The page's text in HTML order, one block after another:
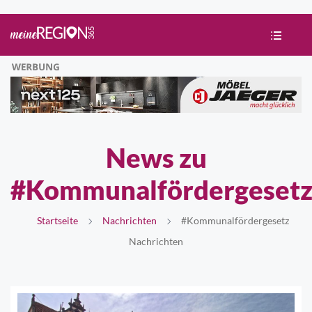
News zu
#Kommunalfördergesetz
Startseite Nachrichten
#Kommunalfördergesetz
Nachrichten